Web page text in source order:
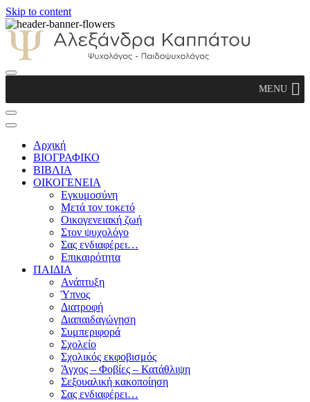
Skip to content
Παιδοψυχολόγος
MENU
Αρχική
ΒΙΟΓΡΑΦΙΚΟ
ΒΙΒΛΙΑ
ΟΙΚΟΓΕΝΕΙΑ
Εγκυμοσύνη
Μετά τον τοκετό
Οικογενειακή ζωή
Στον ψυχολόγο
Σας ενδιαφέρει…
Επικαιρότητα
ΠΑΙΔΙΑ
Ανάπτυξη
Ύπνος
Διατροφή
Διαπαιδαγώγηση
Συμπεριφορά
Σχολείο
Σχολικός εκφοβισμός
Άγχος – Φοβίες – Κατάθλιψη
Σεξουαλική κακοποίηση
Σας ενδιαφέρει…